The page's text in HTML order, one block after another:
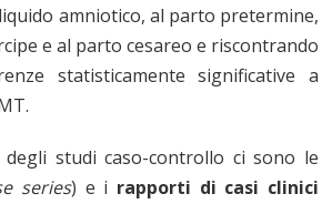
amniotico, al parto pretermine,
e al parto cesareo e riscontrando
statisticamente significative a
studi caso-controllo ci sono le
series) e i rapporti di casi clinici